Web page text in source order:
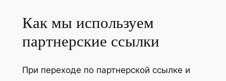
Как мы используем
партнерские ссылки
При переходе по партнерской ссылке и